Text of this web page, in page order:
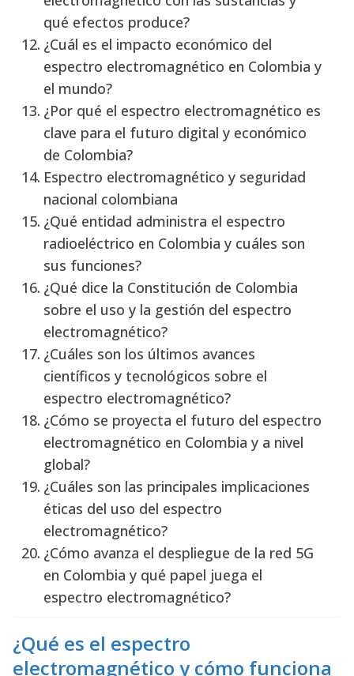
qué efectos produce?
¿Cuál es el impacto económico del
espectro electromagnético en Colombia y
el mundo?
¿Por qué el espectro electromagnético es
clave para el futuro digital y económico
de Colombia?
Espectro electromagnético y seguridad
nacional colombiana
¿Qué entidad administra el espectro
radioeléctrico en Colombia y cuáles son
sus funciones?
¿Qué dice la Constitución de Colombia
sobre el uso y la gestión del espectro
electromagnético?
¿Cuáles son los últimos avances
científicos y tecnológicos sobre el
espectro electromagnético?
¿Cómo se proyecta el futuro del espectro
electromagnético en Colombia y a nivel
global?
¿Cuáles son las principales implicaciones
éticas del uso del espectro
electromagnético?
¿Cómo avanza el despliegue de la red 5G
en Colombia y qué papel juega el
espectro electromagnético?
¿Qué es el espectro
electromagnético y cómo funciona